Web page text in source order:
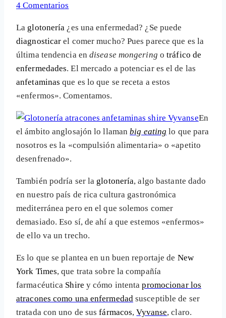
4 Comentarios
La glotonería ¿es una enfermedad? ¿Se puede
diagnosticar el comer mucho? Pues parece que es la
última tendencia endisease mongering otráfico de
enfermedades. El mercado a potenciar es el de las
anfetaminas que es lo que se receta a estos
«enfermos». Comentamos.
En
el ámbito anglosajón lo llamanbig eating lo que para
nosotros es la «compulsión alimentaria» o «apetito
desenfrenado».
También podría ser la glotonería, algo bastante dado
en nuestro país de rica cultura gastronómica
mediterránea pero en el que solemos comer
demasiado. Eso sí, de ahí a que estemos «enfermos»
de ello va un trecho.
Es lo que se plantea en un buen reportaje de New
York Times, que trata sobre la compañía
farmacéutica Shire y cómo intentapromocionar los
atracones como una enfermedadsusceptible de ser
tratada con uno de susfármacos,Vyvanse, claro.